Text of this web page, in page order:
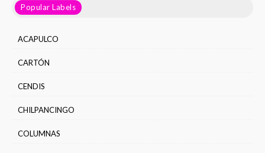
Popular Labels
ACAPULCO
CARTÓN
CENDIS
CHILPANCINGO
COLUMNAS